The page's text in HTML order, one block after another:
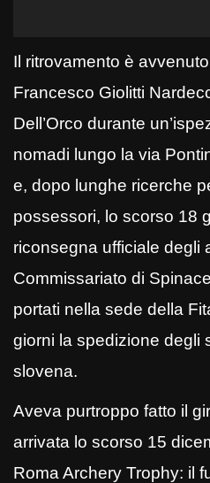
Il ritrovamento è
Francesco Giolitti
Dell’Orco durante
nomadi lungo la via
e, dopo lunghe ricerche
possessori, lo scorso 18
riconsegna ufficiale degli
Commissariato di
portati nella sede della
giorni la spedizione degli
slovena.
Aveva purtroppo fatto il
arrivata lo scorso 15
Roma Archery Trophy: il